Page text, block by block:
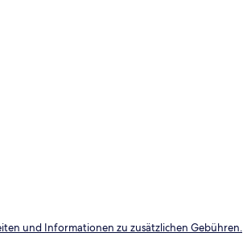
und Informationen zu zusätzlichen Gebühren.